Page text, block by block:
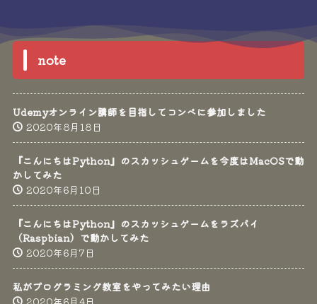
note
Udemyオンライン講師を目指してコンペに参加しました
2020年8月18日
『こんにちはPython』のスカッシュゲームを今度はMacOSで動
かしてみた
2020年6月10日
『こんにちはPython』のスカッシュゲームをラズパイ
（Raspbian）で動かしてみた
2020年6月7日
私がプログラミング教室をやってみたい理由